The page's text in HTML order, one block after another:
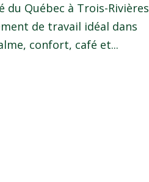
du Québec à Trois-Rivières
de travail idéal dans
confort, café et...